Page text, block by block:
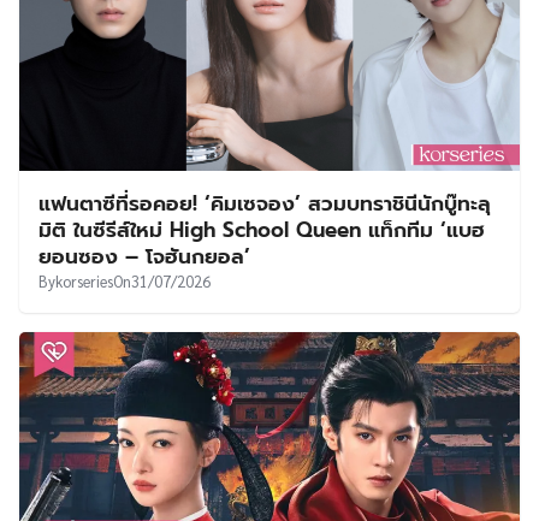
แฟนตาซีที่รอคอย! ‘คิมเซจอง’ สวมบทราชินีนักบู๊ทะลุ
มิติ ในซีรีส์ใหม่ High School Queen แท็กทีม ‘แบฮ
ยอนซอง – โจฮันกยอล’
BykorseriesOn31/07/2026